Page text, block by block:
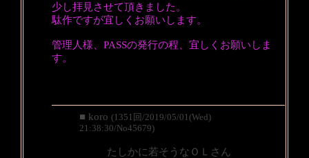
少し拝見させて頂きました。
駄作ですが宜しくお願いします。
管理人様、PASSの発行の程、宜しくお願いしま
す。
■ koro (1351回/2019/05/01(Wed)
21:38:30/No45679)
たしかに若そうなＯＬさん